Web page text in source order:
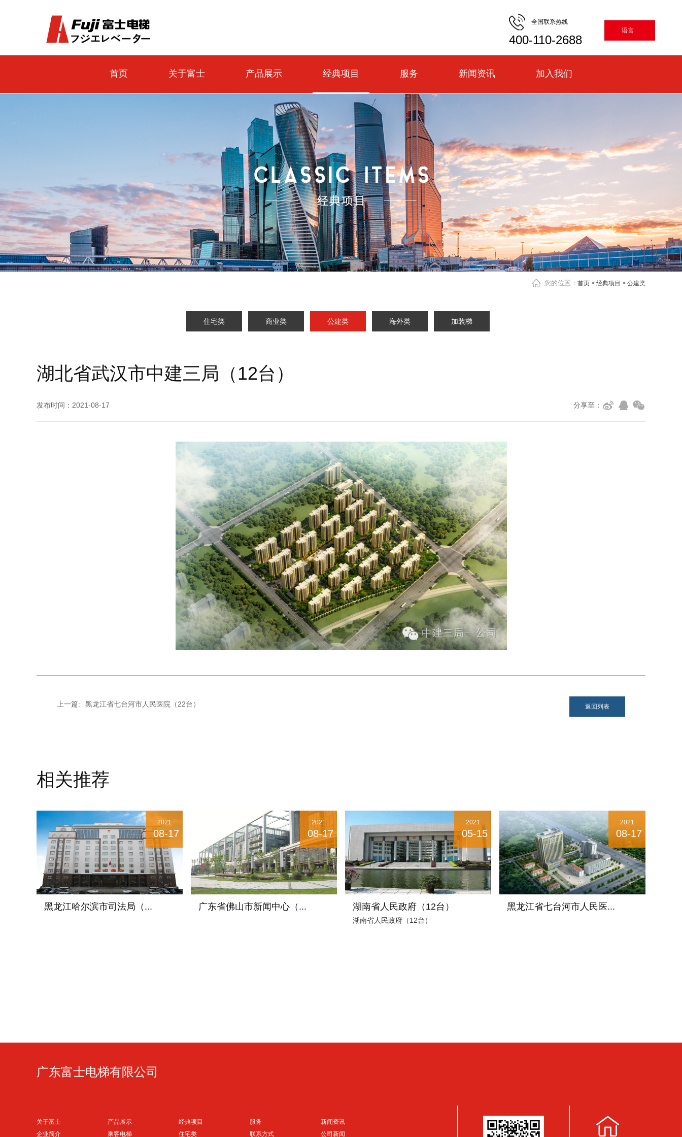
语言
全国联系热线
400-110-2688
首页 关于富士 产品展示 经典项目 服务 新闻资讯 加入我们
您的位置： 首页 > 经典项目 > 公建类
住宅类 商业类 公建类 海外类 加装梯
湖北省武汉市中建三局（12台）
发布时间： 2021-08-17 分享至：
上一篇: 黑龙江省七台河市人民医院（22台）
相关推荐
2021
08-17
黑龙江哈尔滨市司法局（...
2021
08-17
广东省佛山市新闻中心（...
2021
05-15
湖南省人民政府（12台）
湖南省人民政府（12台）
2021
08-17
黑龙江省七台河市人民医...
广东富士电梯有限公司
关于富士
企业简介
产品展示
乘客电梯
经典项目
住宅类
服务
联系方式
新闻资讯
公司新闻